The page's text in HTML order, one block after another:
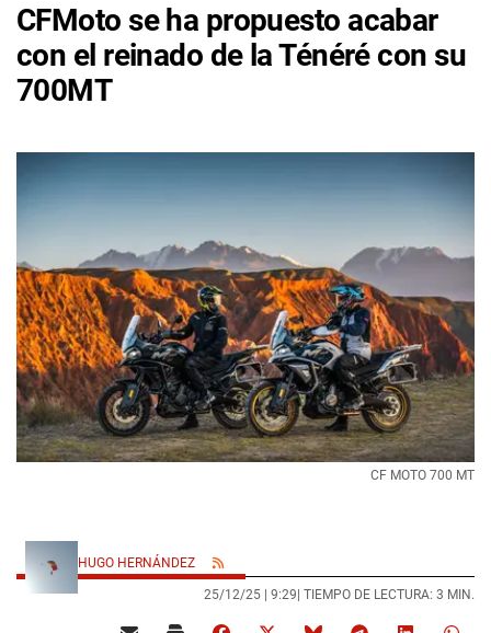
CFMoto se ha propuesto acabar
con el reinado de la Ténéré con su
700MT
CF MOTO 700 MT
HUGO HERNÁNDEZ
25/12/25 | 9:29| TIEMPO DE LECTURA: 3 MIN.